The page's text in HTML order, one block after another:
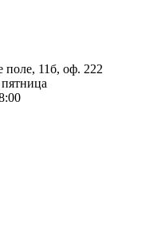
поле, 11б, оф. 222